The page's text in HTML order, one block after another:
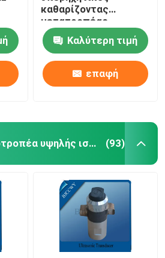
καθαρίζοντας
μετατροπέας
Καλύτερη τιμή
επαφή
υπερήχων μορφοτροπέα υψηλής ισχύος (93)